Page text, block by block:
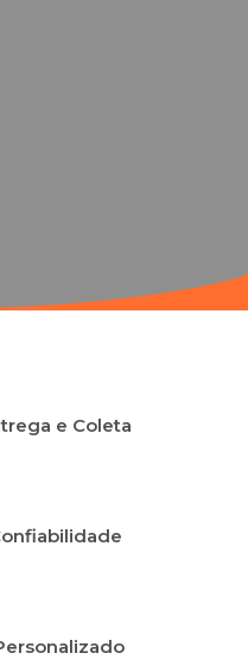
e Coleta